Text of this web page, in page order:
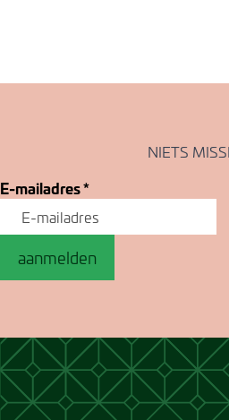
NIETS
E-mailadres*
aanmelden